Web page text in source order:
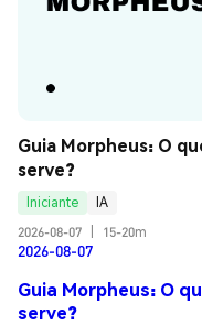
Guia Morpheus: O
serve?
Iniciante
IA
2026-08-07
15-20m
2026-08-07
Guia Morpheus: O
serve?